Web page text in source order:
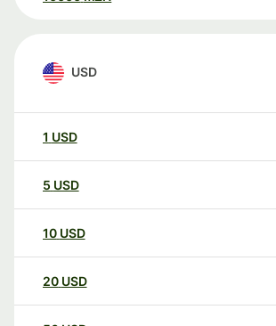
USD
1 USD
5 USD
10 USD
20 USD